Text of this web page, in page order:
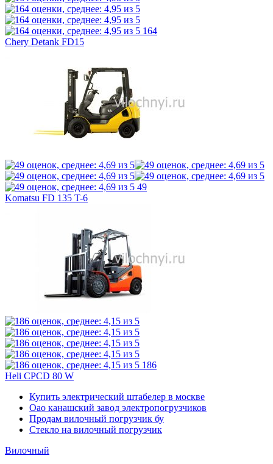
164
Chery Detank FD15
49
Komatsu FD 135 T-6
186
Heli CPCD 80 W
Купить электрический штабелер в москве
Оао канашский завод электропогрузчиков
Продам вилочный погрузчик бу
Стекло на вилочный погрузчик
Вилочный